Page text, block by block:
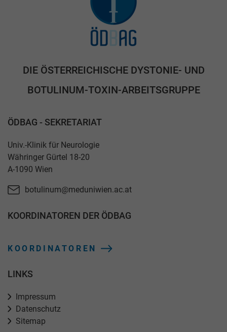
DIE ÖSTERREICHISCHE DYSTONIE- UND
BOTULINUM-TOXIN-ARBEITSGRUPPE
ÖDBAG - SEKRETARIAT
Univ.-Klinik für Neurologie
Währinger Gürtel 18-20
A-1090 Wien
botulinum@meduniwien.ac.at
KOORDINATOREN DER ÖDBAG
KOORDINATOREN
LINKS
Impressum
Datenschutz
Sitemap